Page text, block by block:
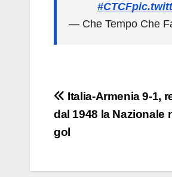
#CTCF
— Che Tempo Che
Navigazione
articoli
Italia-Armenia 9-1,
dal 1948 la Nazionale
gol